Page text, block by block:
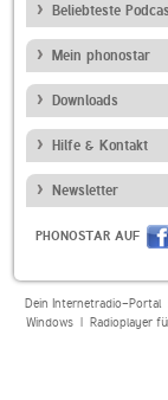
Beliebteste
Mein phonostar
Downloads
Hilfe & Kontakt
Newsletter
PHONOSTAR AUF
Dein Internetradio-Portal
Windows| Radioplayer